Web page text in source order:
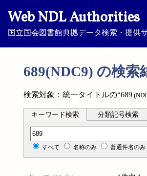
Web NDL Authorities
国立国会図書館典拠データ検索・提供
689(NDC9) の検索
検索対象：統一タイトルの“689
キーワード検索 分類記号検索
分類記号検索
すべて 名称のみ 普通件名のみ